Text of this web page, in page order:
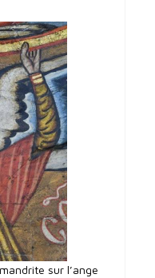
sur l’ange